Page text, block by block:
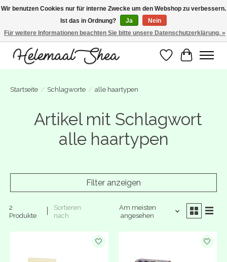
SUMMER BREAK! Wij zijn gesloten van 27 juli t/m 16 augustus. Bestellen is nog
wel mogelijk. Alle bestellingen worden vanaf 17 augustus in behandeling
genomen.
Wunschzettel
Ihr
Startseite / Schlagworte / alle haartypen
Artikel mit Schlagwort
alle haartypen
Filter anzeigen
2
Produkte
Sortieren
nach
Am meisten
angesehen
Wir benutzen Cookies nur für interne Zwecke um den Webshop zu verbessern.
Ist das in Ordnung?
Ja
Nein
Für weitere Informationen beachten Sie bitte unsere Datenschutzerklärung. »